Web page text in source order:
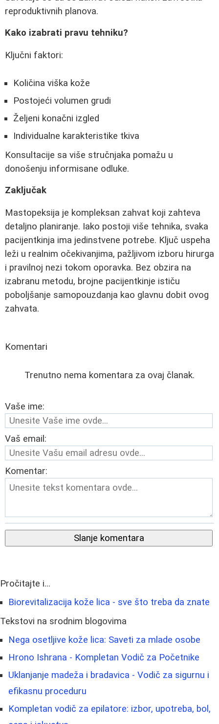
reproduktivnih planova.
Kako izabrati pravu tehniku?
Ključni faktori:
Količina viška kože
Postojeći volumen grudi
Željeni konačni izgled
Individualne karakteristike tkiva
Konsultacije sa više stručnjaka pomažu u
donošenju informisane odluke.
Zaključak
Mastopeksija je kompleksan zahvat koji zahteva
detaljno planiranje. Iako postoji više tehnika, svaka
pacijentkinja ima jedinstvene potrebe. Ključ uspeha
leži u realnim očekivanjima, pažljivom izboru hirurga
i pravilnoj nezi tokom oporavka. Bez obzira na
izabranu metodu, brojne pacijentkinje ističu
poboljšanje samopouzdanja kao glavnu dobit ovog
zahvata.
Komentari
Trenutno nema komentara za ovaj članak.
Vaše ime:
Vaš email:
Komentar:
Slanje komentara
Pročitajte i...
Biorevitalizacija kože lica - sve što treba da znate
Tekstovi na srodnim blogovima
Nega osetljive kože lica: Saveti za mlade osobe
Hrono Ishrana - Kompletan Vodič za Početnike
Uklanjanje madeža i bradavica - Vodič za sigurnu i
efikasnu proceduru
Kompletan vodič za epilatore: izbor, upotreba, bol,